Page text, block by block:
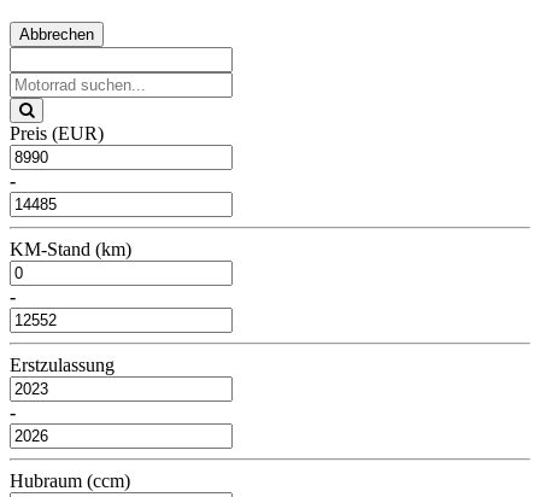
Abbrechen
Preis (EUR)
-
KM-Stand (km)
-
Erstzulassung
-
Hubraum (ccm)